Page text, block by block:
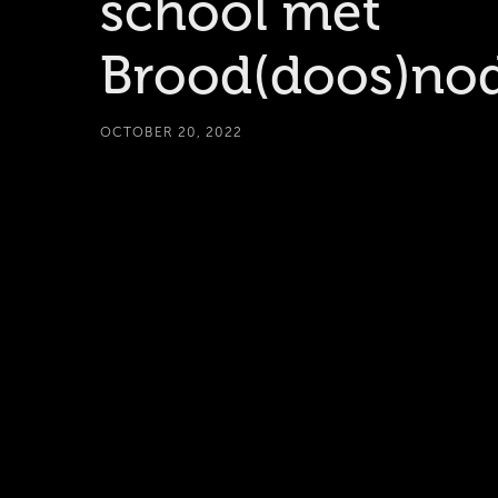
school met
OCTOBER 20, 2022